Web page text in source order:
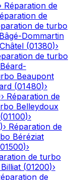
Réparation de
de
de turbo
Bâgé-Dommartin
(01380)›
de turbo
Béard-
Beaupont
(01480)›
› Réparation de
Belleydoux
(01100)›
)› Réparation de
Béréziat
01500)›
de turbo
Billiat (01200)›
de